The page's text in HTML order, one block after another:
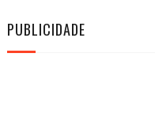
PUBLICIDADE